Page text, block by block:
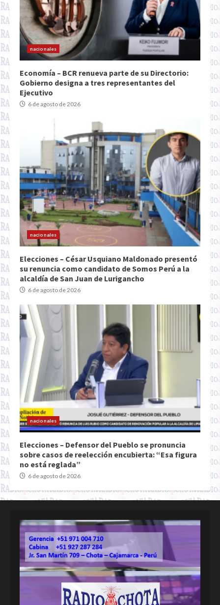
nacionales
Economía – BCR renueva parte de su Directorio:
Gobierno designa a tres representantes del
Ejecutivo
6 de agosto de 2026
nacionales
Elecciones – César Usquiano Maldonado presentó
su renuncia como candidato de Somos Perú a la
alcaldía de San Juan de Lurigancho
6 de agosto de 2026
nacionales
Elecciones – Defensor del Pueblo se pronuncia
sobre casos de reelección encubierta: “Esa figura
no está reglada”
6 de agosto de 2026